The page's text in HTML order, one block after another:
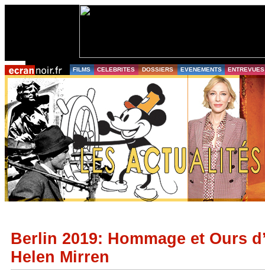
FILMS CELEBRITES DOSSIERS EVENEMENTS ENTREVUES
Berlin 2019: Hommage et Ours
Helen Mirren